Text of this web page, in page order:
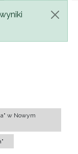
w Nowym